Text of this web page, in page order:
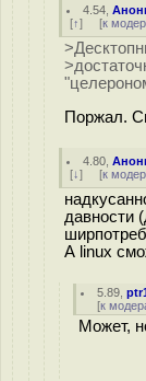
4.54 ,
[↑] [к
Поржал.
4.80 ,
[↓] [к
давности
А linux
5.89 ,
[к
Может,